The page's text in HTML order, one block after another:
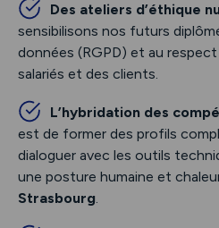
Des ateliers d’éthique
sensibilisons nos futurs
données (RGPD) et au respect
salariés et des clients.
L’hybridation des
est de former des profils
dialoguer avec les outils
une posture humaine et
Strasbourg.